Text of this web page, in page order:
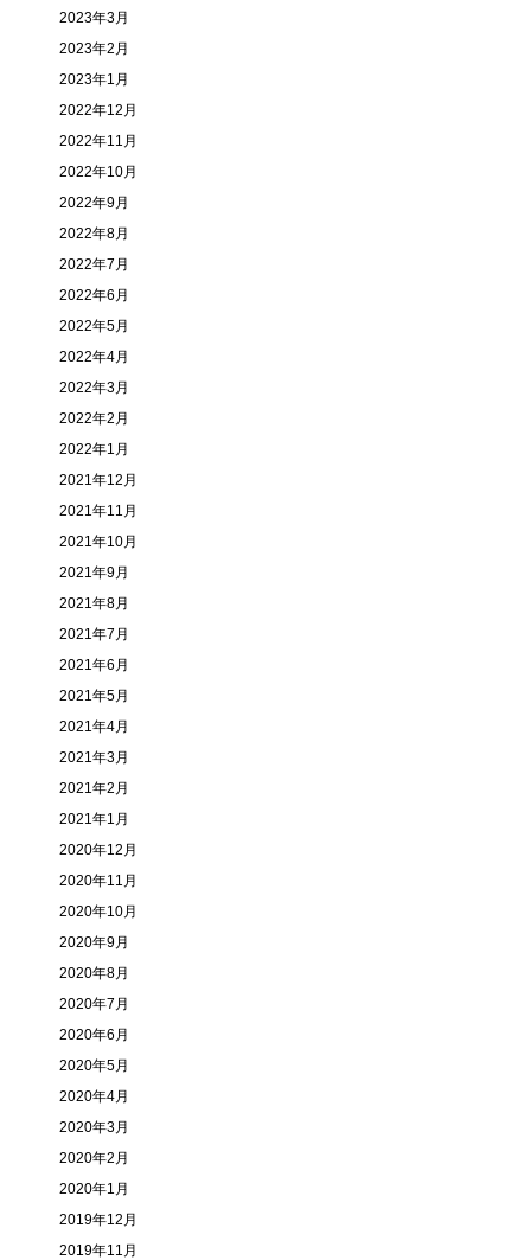
2023年3月
2023年2月
2023年1月
2022年12月
2022年11月
2022年10月
2022年9月
2022年8月
2022年7月
2022年6月
2022年5月
2022年4月
2022年3月
2022年2月
2022年1月
2021年12月
2021年11月
2021年10月
2021年9月
2021年8月
2021年7月
2021年6月
2021年5月
2021年4月
2021年3月
2021年2月
2021年1月
2020年12月
2020年11月
2020年10月
2020年9月
2020年8月
2020年7月
2020年6月
2020年5月
2020年4月
2020年3月
2020年2月
2020年1月
2019年12月
2019年11月